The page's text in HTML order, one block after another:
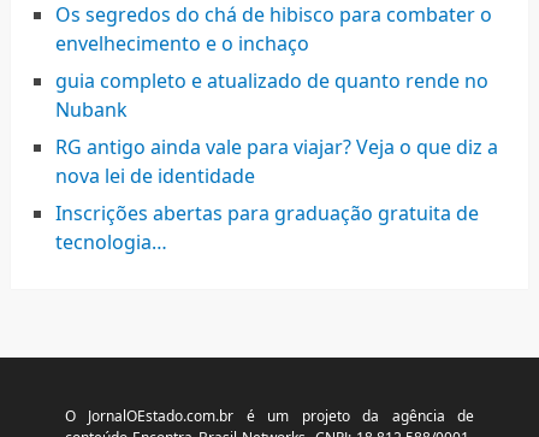
Os segredos do chá de hibisco para combater o
envelhecimento e o inchaço
guia completo e atualizado de quanto rende no
Nubank
RG antigo ainda vale para viajar? Veja o que diz a
nova lei de identidade
Inscrições abertas para graduação gratuita de
tecnologia…
O JornalOEstado.com.br é um projeto da agência de